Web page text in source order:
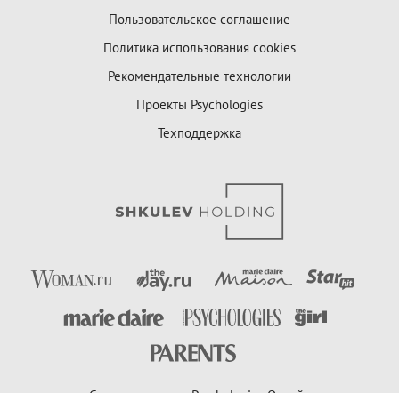
Пользовательское соглашение
Политика использования cookies
Рекомендательные технологии
Проекты Psychologies
Техподдержка